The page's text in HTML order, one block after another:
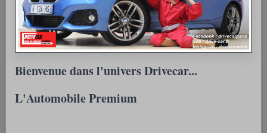
Bienvenue dans l'univers Drivecar...
L'Automobile Premium